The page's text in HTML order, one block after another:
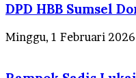
DPD HBB Sumsel
Minggu, 1 Februari 2026